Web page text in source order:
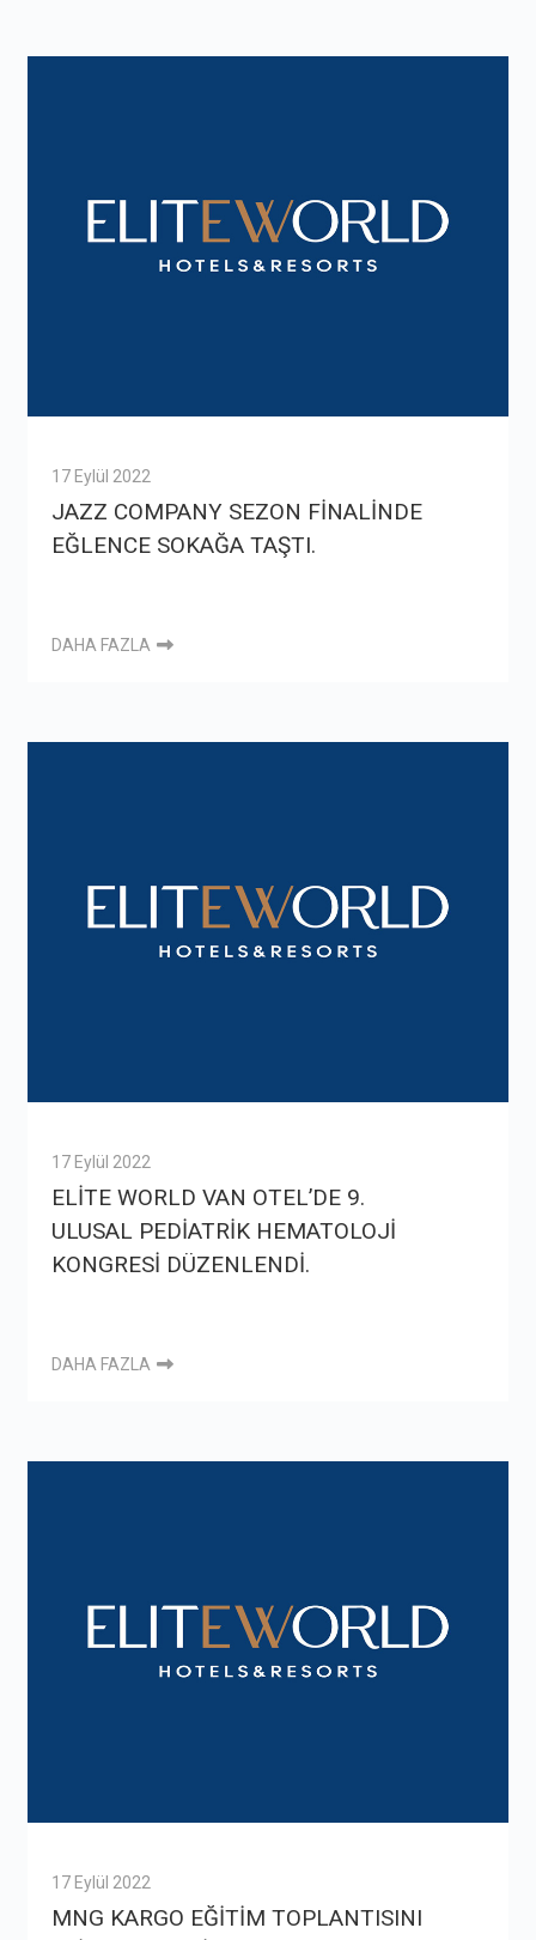
17 Eylül 2022
JAZZ COMPANY SEZON FİNALİNDE
EĞLENCE SOKAĞA TAŞTI.
DAHA FAZLA
17 Eylül 2022
ELİTE WORLD VAN OTEL’DE 9.
ULUSAL PEDİATRİK HEMATOLOJİ
KONGRESİ DÜZENLENDİ.
DAHA FAZLA
17 Eylül 2022
MNG KARGO EĞİTİM TOPLANTISINI